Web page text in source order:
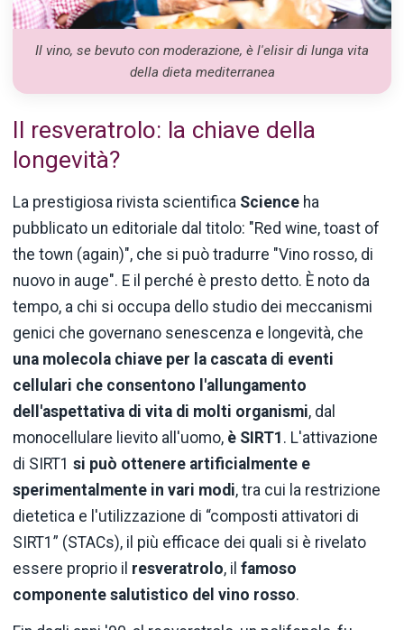
Il vino, se bevuto con moderazione, è l'elisir di lunga vita
della dieta mediterranea
Il resveratrolo: la chiave della
longevità?
La prestigiosa rivista scientifica Science ha
pubblicato un editoriale dal titolo: "Red wine, toast of
the town (again)", che si può tradurre "Vino rosso, di
nuovo in auge". E il perché è presto detto. È noto da
tempo, a chi si occupa dello studio dei meccanismi
genici che governano senescenza e longevità, che
una molecola chiave per la cascata di eventi
cellulari che consentono l'allungamento
dell'aspettativa di vita di molti organismi, dal
monocellulare lievito all'uomo, è SIRT1 . L'attivazione
di SIRT1 si può ottenere artificialmente e
sperimentalmente in vari modi, tra cui la restrizione
dietetica e l'utilizzazione di “composti attivatori di
SIRT1” (STACs), il più efficace dei quali si è rivelato
essere proprio il resveratrolo, il famoso
componente salutistico del vino rosso.